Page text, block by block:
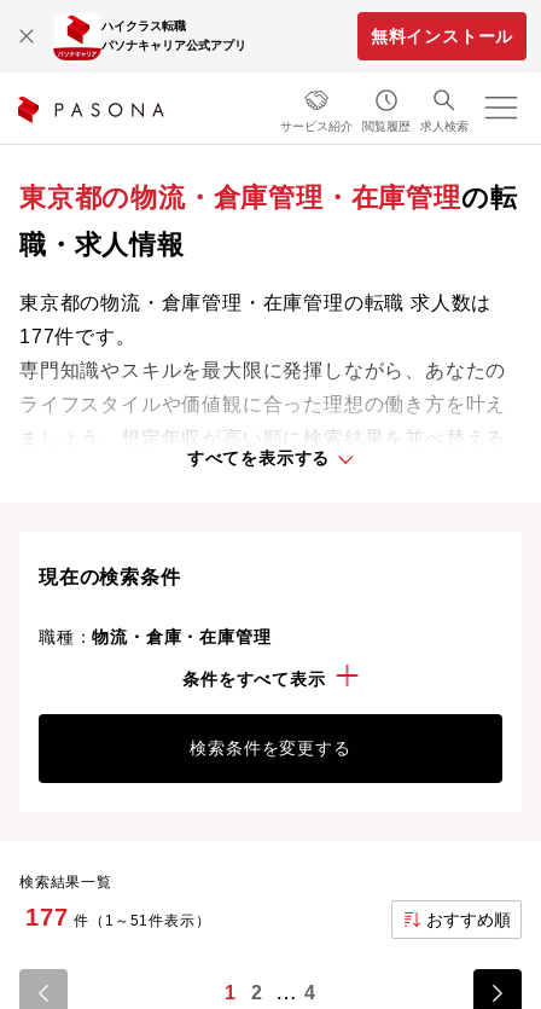
ハイクラス転職
パソナキャリア公式アプリ
無料インストール
サービス紹介 閲覧履歴 求人検索
東京都の物流・倉庫管理・在庫管理の転
職・求人情報
東京都の物流・倉庫管理・在庫管理の転職 求人数は
177件です。
専門知識やスキルを最大限に発揮しながら、あなたの
ライフスタイルや価値観に合った理想の働き方を叶え
ましょう。想定年収が高い順に検索結果を並べ替える
すべてを表示する
現在の検索条件
職種：物流・倉庫・在庫管理
条件をすべて表示
検索条件を変更する
検索結果一覧
177 件（1～51件表示） おすすめ順
1 2 4